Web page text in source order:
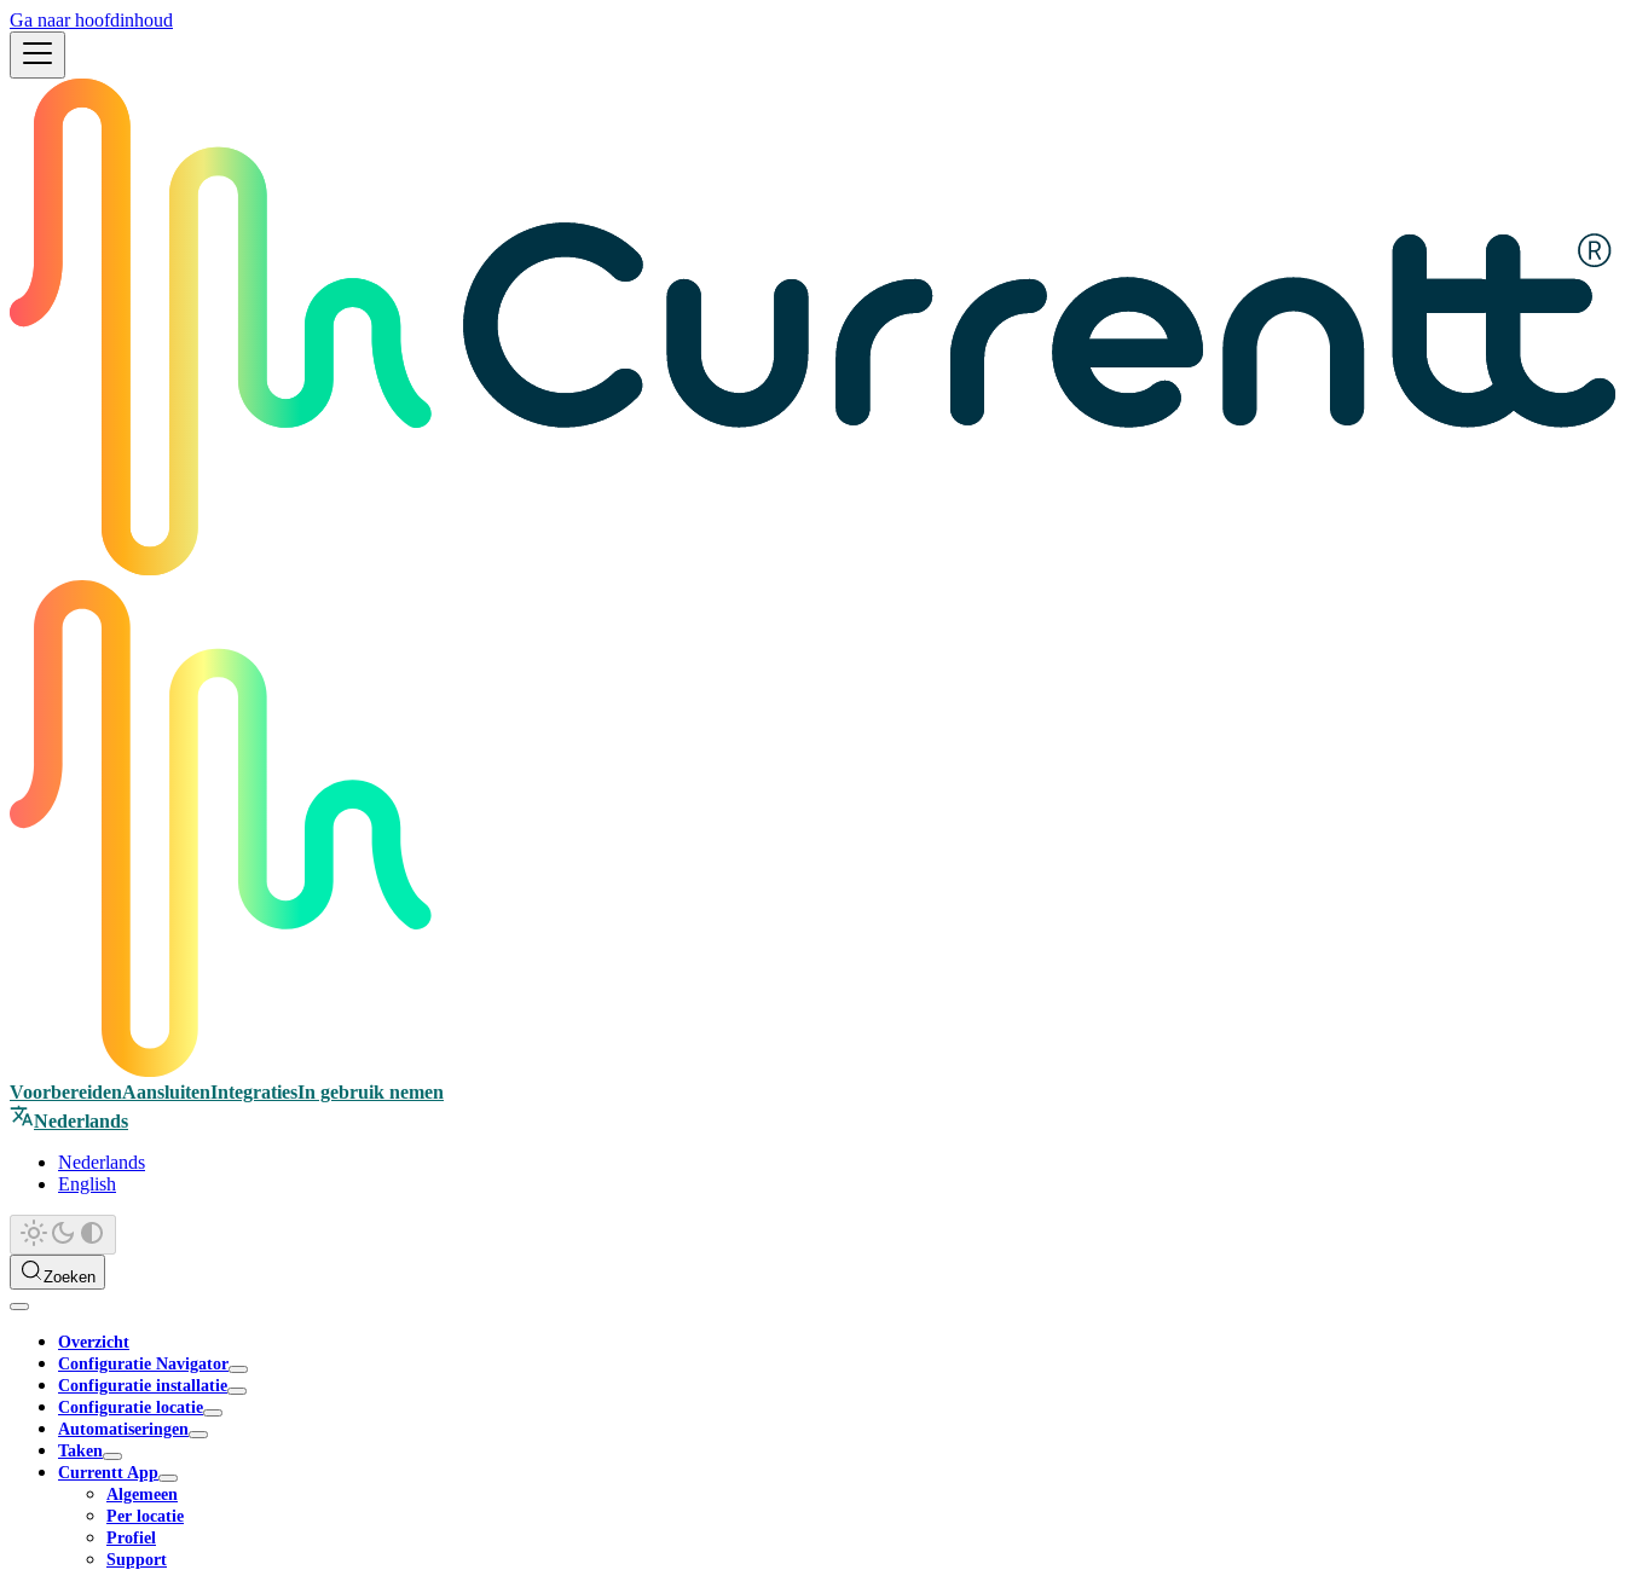
Ga naar hoofdinhoud
VoorbereidenAansluitenIntegratiesIn gebruik nemen
Nederlands
Nederlands
English
Zoeken
Overzicht
Configuratie Navigator
Configuratie installatie
Configuratie locatie
Automatiseringen
Taken
Currentt App
Algemeen
Per locatie
Profiel
Support